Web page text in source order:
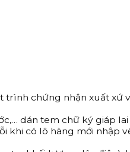
chứng nhận xuất xứ
dán tem chữ ký giáp
có lô hàng mới nhập